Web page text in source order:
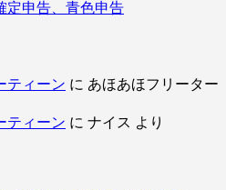
定申告、青色申告
ティーン に あほあほフリーター
ティーン に ナイス より